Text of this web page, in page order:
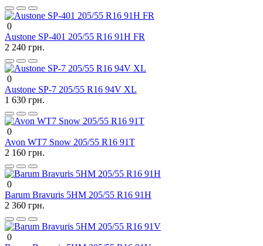
0
Austone SP-401 205/55 R16 91H FR
2 240 грн.
0
Austone SP-7 205/55 R16 94V XL
1 630 грн.
0
Avon WT7 Snow 205/55 R16 91T
2 160 грн.
0
Barum Bravuris 5HM 205/55 R16 91H
2 360 грн.
0